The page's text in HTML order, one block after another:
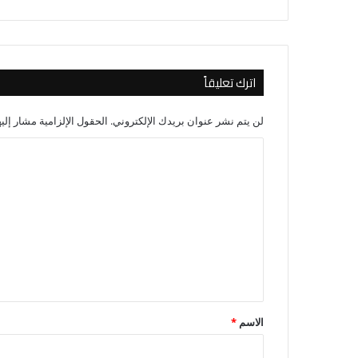
اترك تعليقاً
لن يتم نشر عنوان بريدك الإلكتروني. الحقول الإلزامية مشار
*
الاسم *